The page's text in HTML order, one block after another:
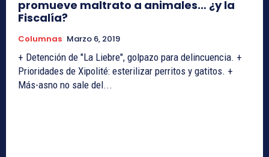
promueve maltrato a animales… ¿y la
Fiscalía?
Columnas Marzo 6, 2019
+ Detención de "La Liebre", golpazo para delincuencia. +
Prioridades de Xipolité: esterilizar perritos y gatitos. +
Más-asno no sale del...